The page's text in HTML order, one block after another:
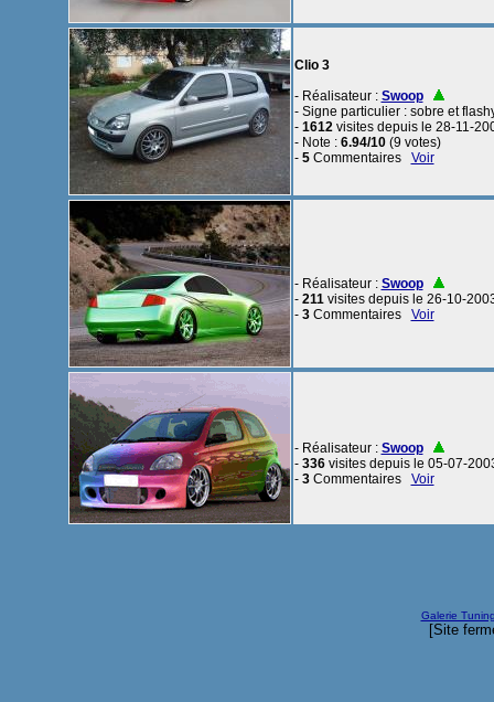
Clio 3
- Réalisateur : Swoop
- Signe particulier : sobre et
- 1612visites depuis le 28-11-
- Note : 6.94/10(9 votes)
- 5Commentaires Voir
- Réalisateur : Swoop
- 211visites depuis le 26-10-
- 3Commentaires Voir
- Réalisateur : Swoop
- 336visites depuis le 05-07-
- 3Commentaires Voir
Galerie
[Site